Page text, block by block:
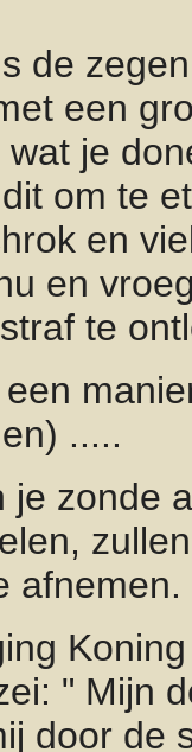
de
een
je
om te
en
en
te
.....
je zonde
afnemen.
" Mijn
door de